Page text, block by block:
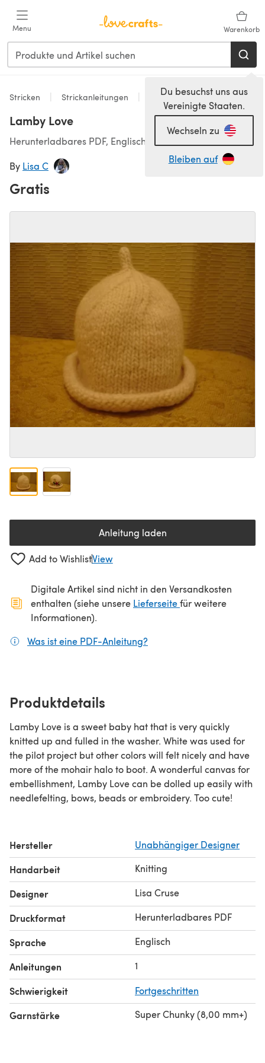
Menu Warenkorb
Du besuchst uns aus
Vereinigte Staaten.
Wechseln zu
Bleiben auf
Stricken Strickanleitungen Accessoires
Lamby Love
Herunterladbares PDF, Englisch
By Lisa C
Gratis
Anleitung laden(öffnet sich in einem neuen
Add to WishlistView
Digitale Artikel sind nicht in den Versandkosten
enthalten (siehe unsere Lieferseite(öffnet sich in
für weitere
Informationen).
Was ist eine PDF-Anleitung?
Produktdetails
Lamby Love is a sweet baby hat that is very quickly
knitted up and fulled in the washer. White was used for
the pilot project but other colors will felt nicely and have
more of the mohair halo to boot. A wonderful canvas for
embellishment, Lamby Love can be dolled up easily with
needlefelting, bows, beads or embroidery. Too cute!
Hersteller Unabhängiger Designer
Handarbeit Knitting
Designer Lisa Cruse
Druckformat Herunterladbares PDF
Sprache Englisch
Anleitungen 1
Schwierigkeit Fortgeschritten
Garnstärke Super Chunky (8,00 mm+)